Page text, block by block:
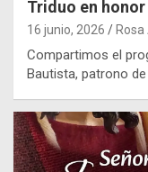
Triduo en
16 junio, 2026
Compartimos el
Bautista, patrono